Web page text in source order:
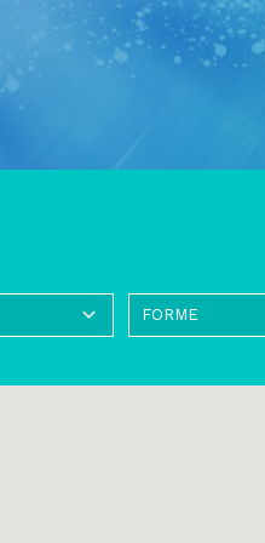
Miracle Eucharistique
Nos